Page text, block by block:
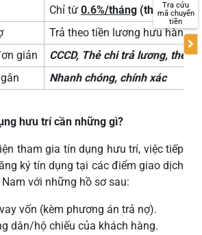
Chỉ từ 0.6%/tháng (theo dư nợ
Trả theo tiền lương hưu hàng
giản
CCCD, Thẻ chi trả lương, thẻ
Nhanh chóng, chính xác
hưu trí cần những gì?
tham gia tín dụng hưu trí, việc tiếp
ký tín dụng tại các điểm giao dịch
với những hồ sơ sau:
vốn (kèm phương án trả nợ).
dân/hộ chiếu của khách hàng.
Tra cứu
mã chuyển
tiền